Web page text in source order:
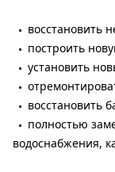
восстановить
построить
установить
восстановить
полностью
водоснабжения,